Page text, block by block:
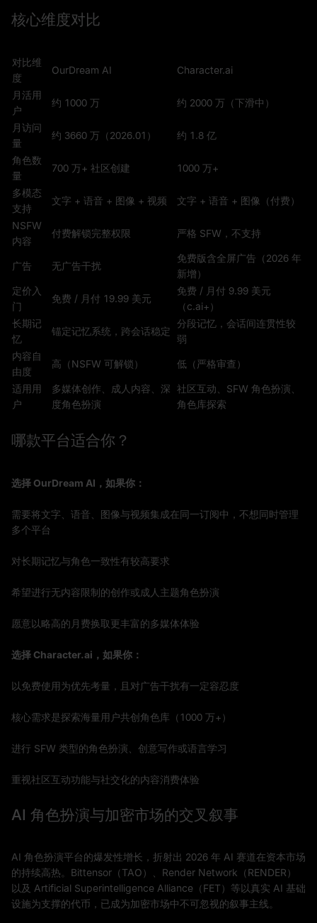
核心维度对比
对比维
度
OurDream AI Character.ai
月活用
户
约 1000 万 约 2000 万（下滑中）
月访问
量
约 3660 万（2026.01） 约 1.8 亿
角色数
量
700 万+ 社区创建 1000 万+
多模态
支持
文字 + 语音 + 图像 + 视频 文字 + 语音 + 图像（付费）
NSFW
内容
付费解锁完整权限 严格 SFW，不支持
广告 无广告干扰
免费版含全屏广告（2026 年
新增）
定价入
门
免费 / 月付 19.99 美元
免费 / 月付 9.99 美元
（c.ai+）
长期记
忆
锚定记忆系统，跨会话稳定
分段记忆，会话间连贯性较
弱
内容自
由度
高（NSFW 可解锁） 低（严格审查）
适用用
户
多媒体创作、成人内容、深
度角色扮演
社区互动、SFW 角色扮演、
角色库探索
哪款平台适合你？
选择 OurDream AI，如果你：
需要将文字、语音、图像与视频集成在同一订阅中，不想同时管理
多个平台
对长期记忆与角色一致性有较高要求
希望进行无内容限制的创作或成人主题角色扮演
愿意以略高的月费换取更丰富的多媒体体验
选择 Character.ai，如果你：
以免费使用为优先考量，且对广告干扰有一定容忍度
核心需求是探索海量用户共创角色库（1000 万+）
进行 SFW 类型的角色扮演、创意写作或语言学习
重视社区互动功能与社交化的内容消费体验
AI 角色扮演与加密市场的交叉叙事
AI 角色扮演平台的爆发性增长，折射出 2026 年 AI 赛道在资本市场
的持续高热。Bittensor（TAO）、Render Network（RENDER）
以及 Artificial Superintelligence Alliance（FET）等以真实 AI 基础
设施为支撑的代币，已成为加密市场中不可忽视的叙事主线。